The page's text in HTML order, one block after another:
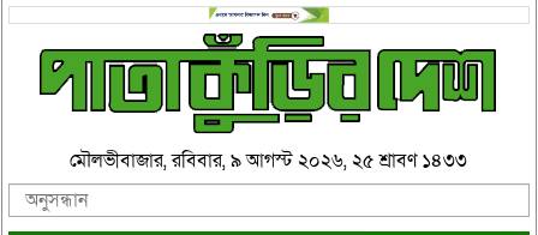
মৌলভীবাজার, রবিবার, ৯ আগস্ট ২০২৬, ২৫ শ্রাবণ ১৪৩৩